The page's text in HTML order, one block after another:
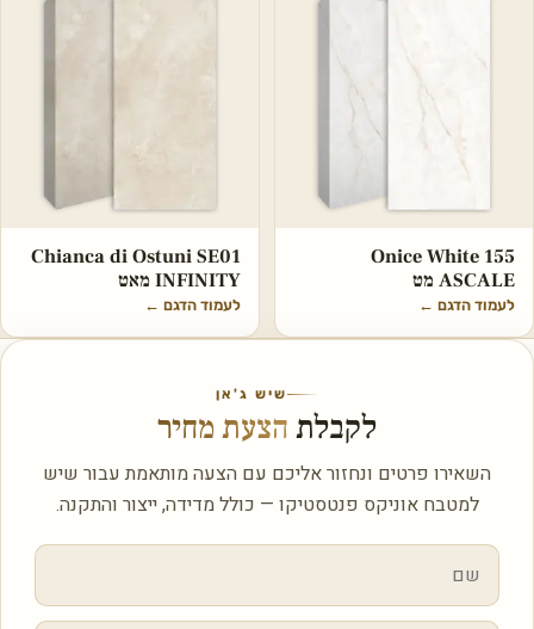
Onice White 155
ASCALE מט
לעמוד הדגם ←
Chianca di Ostuni SE01
INFINITY מאט
לעמוד הדגם ←
שיש ג'אן
לקבלת הצעת מחיר
השאירו פרטים ונחזור אליכם עם הצעה מותאמת עבור שיש
למטבח אוניקס פנטסטיקו — כולל מדידה, ייצור והתקנה.